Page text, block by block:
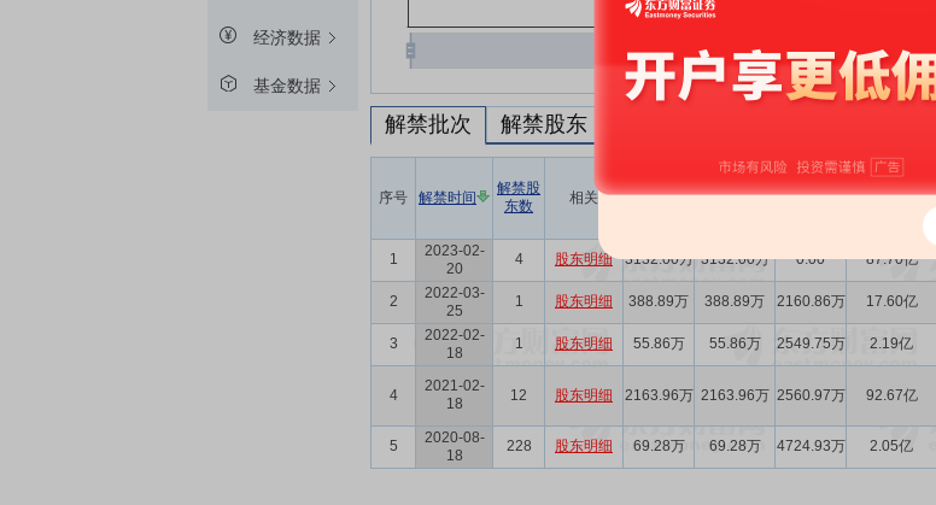
经济数据
基金数据
解禁批次 解禁股东
序号 解禁时间
解禁股
东数
相关
解禁数量
实际解禁数
未解禁数 实际解禁市值
1
2023-02-
20
4 股东明细 3132.00万 3132.00万 0.00 87.70亿
2
2022-03-
25
1 股东明细 388.89万 388.89万 2160.86万 17.60亿
3
2022-02-
18
1 股东明细 55.86万 55.86万 2549.75万 2.19亿
4
2021-02-
18
12 股东明细 2163.96万 2163.96万 2560.97万 92.67亿
5
2020-08-
18
228 股东明细 69.28万 69.28万 4724.93万 2.05亿